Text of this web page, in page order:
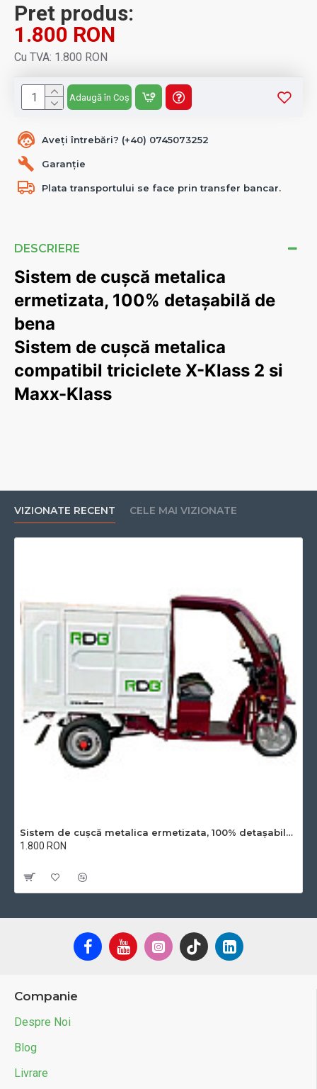
DESCRIERE
Sistem de cușcă metalica
ermetizata, 100% detașabilă de
bena
Sistem de cușcă metalica
compatibil triciclete X-Klass 2 si
Maxx-Klass
Aveți întrebări? (+40) 0745073252
Garanție
Plata transportului se face prin transfer bancar.
Pret produs:
1.800 RON
Cu TVA: 1.800 RON
Adaugă în Coș
VIZIONATE RECENT CELE MAI VIZIONATE
Sistem de cușcă metalica ermetizata, 100% detașabilă de bena
1.800 RON
Companie
Despre Noi
Blog
Livrare